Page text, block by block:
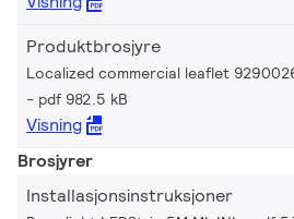
Produktbrosjyre
Localized commercial leaflet
pdf 982.5 kB
Visning
Brosjyrer
Installasjonsinstruksjoner